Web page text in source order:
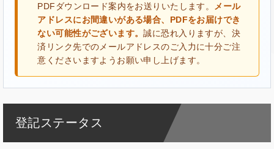
PDFダウンロード案内をお送りいたします。
メール
アドレスにお間違いがある場合、PDFをお届けでき
ない可能性がございます。誠に恐れ入りますが、決
済リンク先でのメールアドレスのご入力に十分ご注
意くださいますようお願い申し上げます。
登記ステータス